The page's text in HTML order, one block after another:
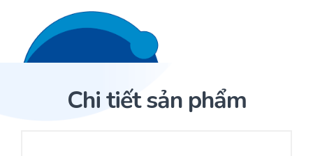
Trang ChủChi tiết sản phẩm